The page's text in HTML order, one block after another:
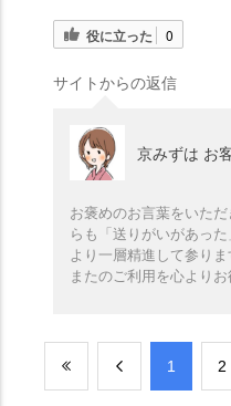
役に立った 0
サイトからの返信
京みずは お
お褒めのお言葉をいた
らも「送りがいがあっ
より一層精進して参りま
またのご利用を心よりお
​1 ​2